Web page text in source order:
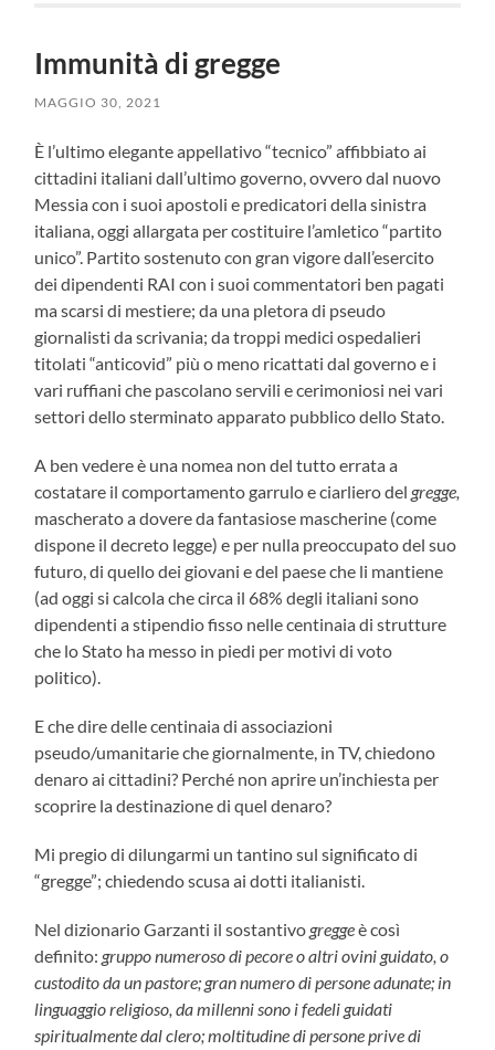
Immunità di gregge
MAGGIO 30, 2021
È l’ultimo elegante appellativo “tecnico” affibbiato ai
cittadini italiani dall’ultimo governo, ovvero dal nuovo
Messia con i suoi apostoli e predicatori della sinistra
italiana, oggi allargata per costituire l’amletico “partito
unico”. Partito sostenuto con gran vigore dall’esercito
dei dipendenti RAI con i suoi commentatori ben pagati
ma scarsi di mestiere; da una pletora di pseudo
giornalisti da scrivania; da troppi medici ospedalieri
titolati “anticovid” più o meno ricattati dal governo e i
vari ruffiani che pascolano servili e cerimoniosi nei vari
settori dello sterminato apparato pubblico dello Stato.
A ben vedere è una nomea non del tutto errata a
costatare il comportamento garrulo e ciarliero del gregge,
mascherato a dovere da fantasiose mascherine (come
dispone il decreto legge) e per nulla preoccupato del suo
futuro, di quello dei giovani e del paese che li mantiene
(ad oggi si calcola che circa il 68% degli italiani sono
dipendenti a stipendio fisso nelle centinaia di strutture
che lo Stato ha messo in piedi per motivi di voto
politico).
E che dire delle centinaia di associazioni
pseudo/umanitarie che giornalmente, in TV, chiedono
denaro ai cittadini? Perché non aprire un’inchiesta per
scoprire la destinazione di quel denaro?
Mi pregio di dilungarmi un tantino sul significato di
“gregge”; chiedendo scusa ai dotti italianisti.
Nel dizionario Garzanti il sostantivo greggeè così
definito: gruppo numeroso di pecore o altri ovini guidato, o
custodito da un pastore; gran numero di persone adunate; in
linguaggio religioso, da millenni sono i fedeli guidati
spiritualmente dal clero; moltitudine di persone prive di